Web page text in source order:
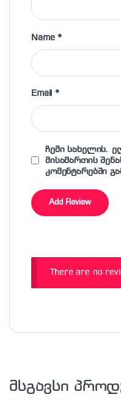
Name*
Email*
ჩემი სახელის.
მისამართის
კომენტარებში
There are no
მსგავსი